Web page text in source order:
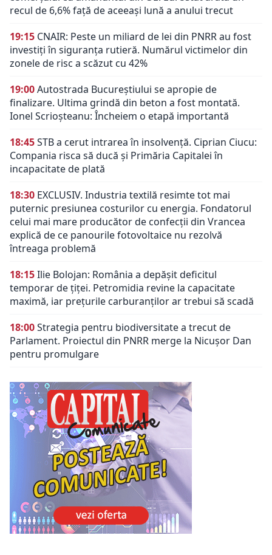
recul de 6,6% față de aceeași lună a anului trecut
19:15 CNAIR: Peste un miliard de lei din PNRR au fost
investiți în siguranța rutieră. Numărul victimelor din
zonele de risc a scăzut cu 42%
19:00Autostrada Bucureștiului se apropie de
finalizare. Ultima grindă din beton a fost montată.
Ionel Scrioșteanu: Încheiem o etapă importantă
18:45STB a cerut intrarea în insolvență. Ciprian Ciucu:
Compania risca să ducă și Primăria Capitalei în
incapacitate de plată
18:30 EXCLUSIV. Industria textilă resimte tot mai
puternic presiunea costurilor cu energia. Fondatorul
celui mai mare producător de confecții din Vrancea
explică de ce panourile fotovoltaice nu rezolvă
întreaga problemă
18:15Ilie Bolojan: România a depășit deficitul
temporar de țiței. Petromidia revine la capacitate
maximă, iar prețurile carburanților ar trebui să scadă
18:00Strategia pentru biodiversitate a trecut de
Parlament. Proiectul din PNRR merge la Nicușor Dan
pentru promulgare